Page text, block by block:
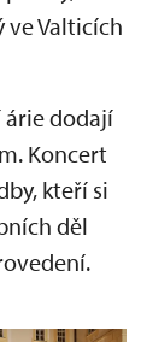
ve Valticích
dodají
Koncert
kteří si
děl